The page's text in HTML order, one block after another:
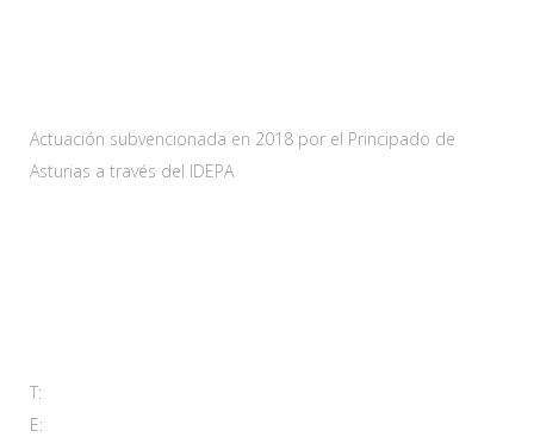
Actuación subvencionada en 2018 por el Principado de
Asturias a través del IDEPA
T:
E: